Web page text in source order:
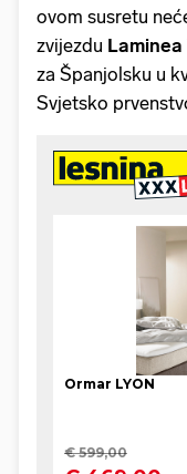
ovom susretu
zvijezdu Laminea
za Španjolsku u
Svjetsko